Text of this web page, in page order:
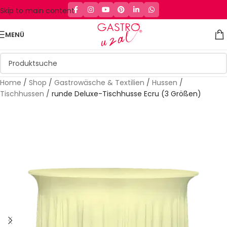
Skip to main content
MENÜ
Home / Shop / Gastrowäsche & Textilien / Hussen /
Tischhussen / runde Deluxe-Tischhusse Ecru (3 Größen)